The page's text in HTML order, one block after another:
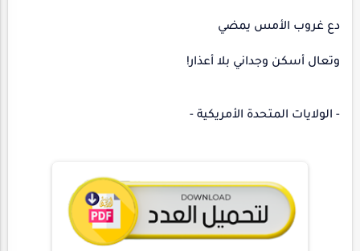
دع غروب الأمس يمضي
وتعال أسكن وجداني بلا أعذار!
- الولايات المتحدة الأمريكية -